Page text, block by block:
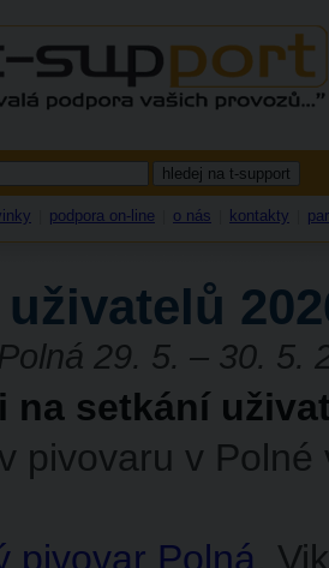
podpora on-line o nás kontakty
29. 5. – 30. 5.
na setkání
pivovaru v
pivovar Polná,